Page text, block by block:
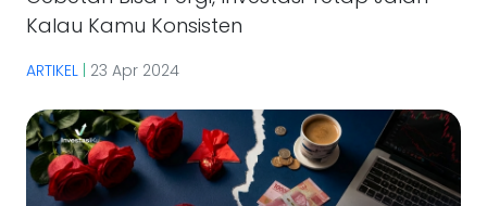
Kalau Kamu Konsisten
ARTIKEL | 23 Apr 2024